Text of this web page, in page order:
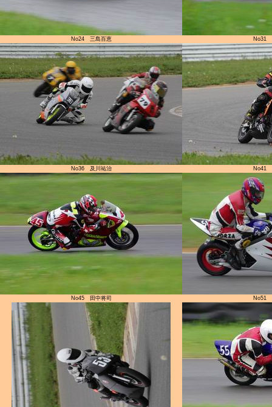
No24 三島百恵 No31
No36 及川祐治 No41
No45 田中将司 No51